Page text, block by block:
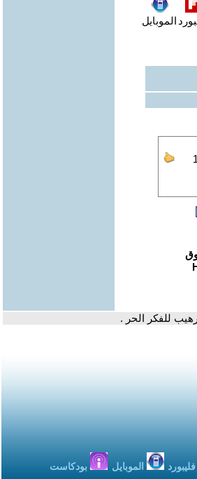
الموبايل
للفكر الحر .
فليبورد الموبايل بودكاست